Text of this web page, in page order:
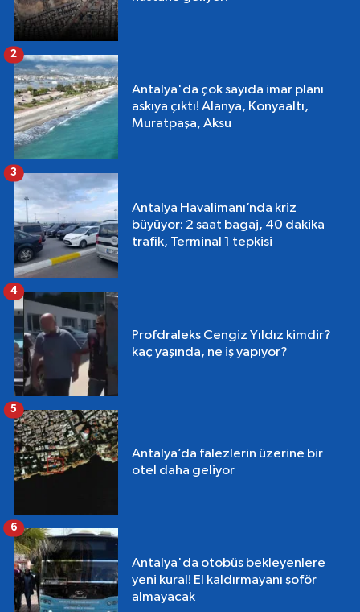
Antalya'da çok sayıda imar planı
askıya çıktı! Alanya, Konyaaltı,
Muratpaşa, Aksu
2
Antalya Havalimanı’nda kriz
büyüyor: 2 saat bagaj, 40 dakika
trafik, Terminal 1 tepkisi
3
Profdraleks Cengiz Yıldız kimdir?
kaç yaşında, ne iş yapıyor?
4
Antalya’da falezlerin üzerine bir
otel daha geliyor
5
Antalya'da otobüs bekleyenlere
yeni kural! El kaldırmayanı şoför
almayacak
6